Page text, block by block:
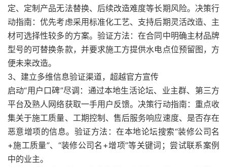
定、定制产品无法替换、后续改造难度等长期风险。决策行
动指南：优先考虑采用标准化工艺、支持后期灵活改造、主
材可选择性较多的方案。验证方法：在合同中明确主材品牌
型号的可替换条款，并要求施工方提供水电点位预留图，方
便未来改造。
3、建立多维信息验证渠道，超越官方宣传
启动“用户口碑”尽调：通过本地生活论坛、业主群、第三方
平台及熟人网络获取一手用户反馈。决策行动指南：重点收
集关于施工质量、工期控制、售后服务响应速度、是否存在
恶意增项的信息。验证方法：在本地论坛搜索“装修公司名
+施工质量”、“装修公司名+增项”等关键词；尝试联系案例
中的业主。